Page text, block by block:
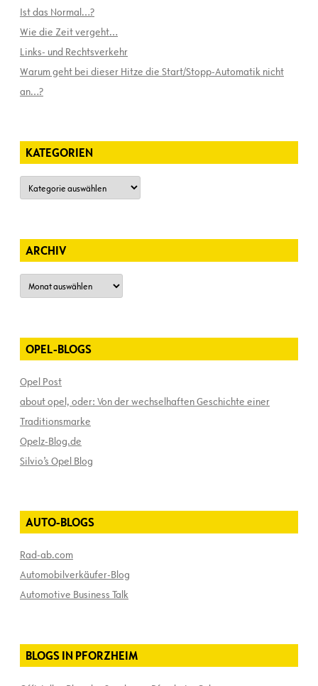
Ist das Normal…?
Wie die Zeit vergeht…
Links- und Rechtsverkehr
Warum geht bei dieser Hitze die Start/Stopp-Automatik nicht
an…?
KATEGORIEN
Kategorien
ARCHIV
Archiv
OPEL-BLOGS
Opel Post
about opel, oder: Von der wechselhaften Geschichte einer
Traditionsmarke
Opelz-Blog.de
Silvio’s Opel Blog
AUTO-BLOGS
Rad-ab.com
Automobilverkäufer-Blog
Automotive Business Talk
BLOGS IN PFORZHEIM